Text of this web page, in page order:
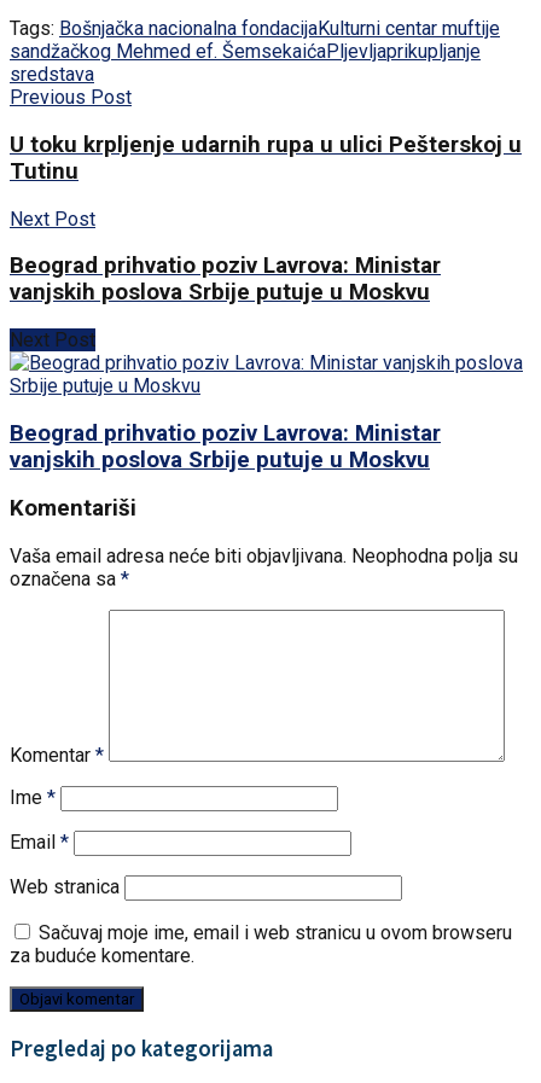
Tags: Bošnjačka nacionalna fondacijaKulturni centar muftije
sandžačkog Mehmed ef. ŠemsekaićaPljevljaprikupljanje
sredstava
Previous Post
U toku krpljenje udarnih rupa u ulici Pešterskoj u
Tutinu
Next Post
Beograd prihvatio poziv Lavrova: Ministar
vanjskih poslova Srbije putuje u Moskvu
Next Post
Beograd prihvatio poziv Lavrova: Ministar
vanjskih poslova Srbije putuje u Moskvu
Komentariši
Vaša email adresa neće biti objavljivana. Neophodna polja su
označena sa *
Komentar *
Ime *
Email *
Web stranica
Sačuvaj moje ime, email i web stranicu u ovom browseru
za buduće komentare.
Pregledaj po kategorijama